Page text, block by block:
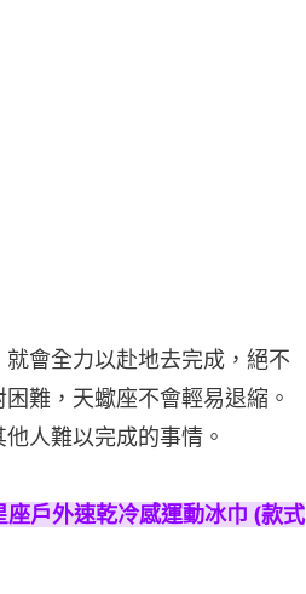
會全力以赴地去完成，絕不
難，天蠍座不會輕易退縮。
人難以完成的事情。
戶外速乾冷感運動冰巾 (款式